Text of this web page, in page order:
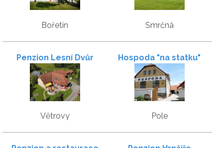
Bořetín Smrčná
Penzion Lesní Dvůr
Větrovy
Hospoda "na statku"
Pole